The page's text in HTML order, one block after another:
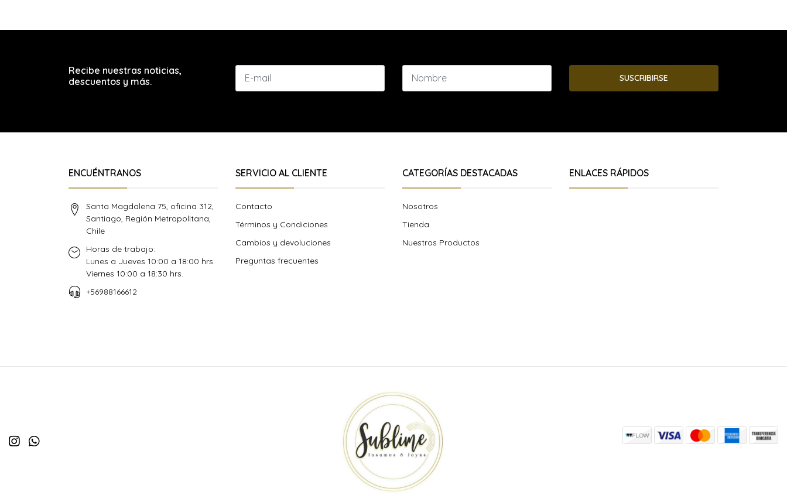
Recibe nuestras noticias,
descuentos y más.
SUSCRIBIRSE
ENCUÉNTRANOS
Santa Magdalena 75, oficina 312,
Santiago, Región Metropolitana,
Chile
Horas de trabajo:
Lunes a Jueves 10:00 a 18:00 hrs.
Viernes 10:00 a 18:30 hrs.
+56988166612
SERVICIO AL CLIENTE
Contacto
Términos y Condiciones
Cambios y devoluciones
Preguntas frecuentes
CATEGORÍAS DESTACADAS
Nosotros
Tienda
Nuestros Productos
ENLACES RÁPIDOS